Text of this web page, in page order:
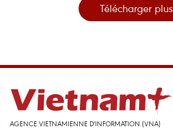
Télécharger plus
AGENCE VIETNAMIENNE D'INFORMATION (VNA)